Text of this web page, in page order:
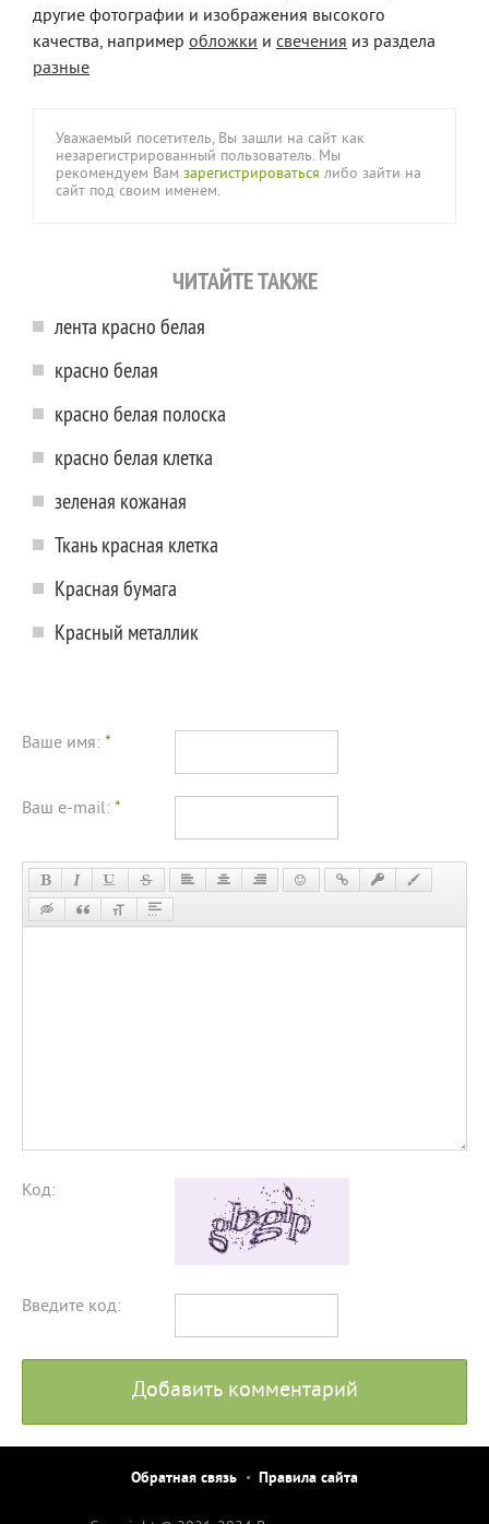
другие фотографии и изображения высокого
качества, например обложки и свечения из раздела
разные
Уважаемый посетитель, Вы зашли на сайт как
незарегистрированный пользователь. Мы
рекомендуем Вам зарегистрироваться либо зайти на
сайт под своим именем.
ЧИТАЙТЕ ТАКЖЕ
лента красно белая
красно белая
красно белая полоска
красно белая клетка
зеленая кожаная
Ткань красная клетка
Красная бумага
Красный металлик
Ваше имя: *
Ваш e-mail: *
Код:
Введите код:
Добавить комментарий
Обратная связь Правила сайта